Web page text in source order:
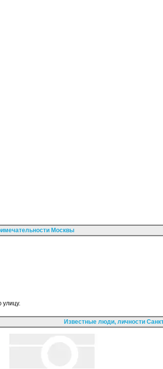
Москвы
улицу.
Известные люди, личности